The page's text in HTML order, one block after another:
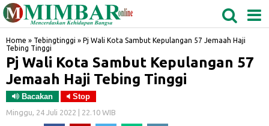
BIDANGRO
Home » Tebingtinggi » Pj Wali Kota Sambut Kepulangan 57 Jemaah Haji
Tebing Tinggi
Pj Wali Kota Sambut Kepulangan 57
Jemaah Haji Tebing Tinggi
Bacakan Stop
Minggu, 24 Juli 2022 | 22.10 WIB